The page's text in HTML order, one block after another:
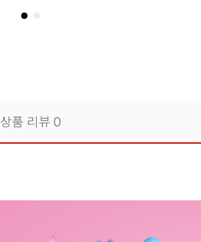
상품 리뷰0